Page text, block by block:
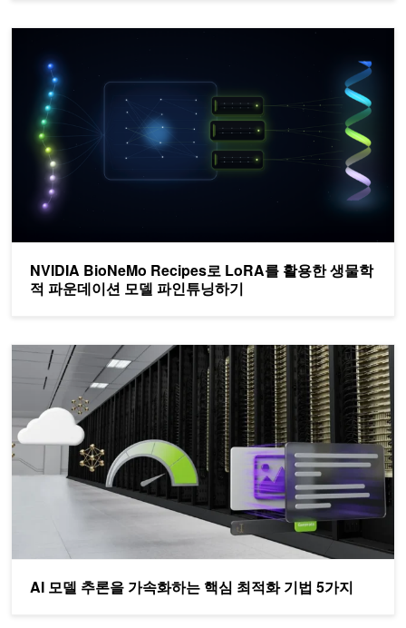
NVIDIA BioNeMo Recipes로 LoRA를 활용한 생물학
적 파운데이션 모델 파인튜닝하기
NVIDIA BioNeMo Recipes로 LoRA를 활용한 생물학적 파운데이
AI 모델 추론을 가속화하는 핵심 최적화 기법 5가지
AI 모델 추론을 가속화하는 핵심 최적화 기법 5가지